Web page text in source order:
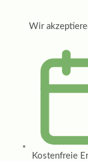
Wir
Kostenfreie